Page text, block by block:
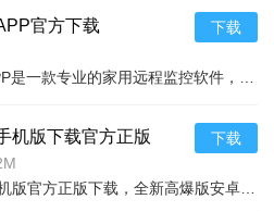
方下载”，认准带有备案信息的站
商店搜索“星漫屋”。下载APK后
官方下载
用远程监控
下载
机版下载官方正版
版
下载